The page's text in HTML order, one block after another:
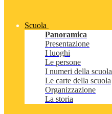
Scuola
Panoramica
Presentazione
I luoghi
Le persone
I numeri della scuola
Le carte della scuola
Organizzazione
La storia